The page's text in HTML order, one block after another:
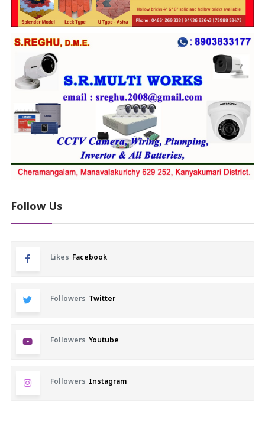
Follow Us
Likes Facebook
Followers Twitter
Followers Youtube
Followers Instagram